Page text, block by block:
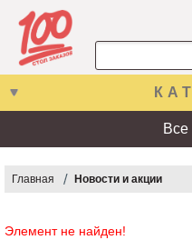
Главная Новости и акции
Элемент не найден!